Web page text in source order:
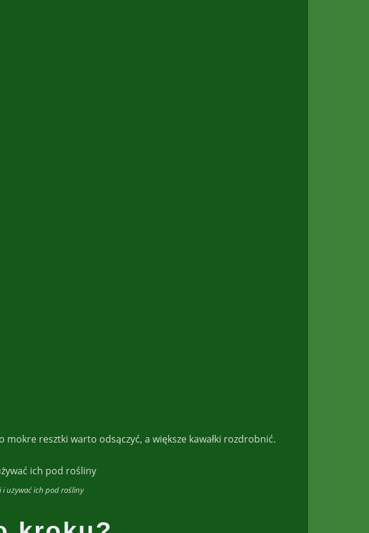
mokre resztki warto odsączyć, a większe kawałki rozdrobnić.
i używać ich pod rośliny